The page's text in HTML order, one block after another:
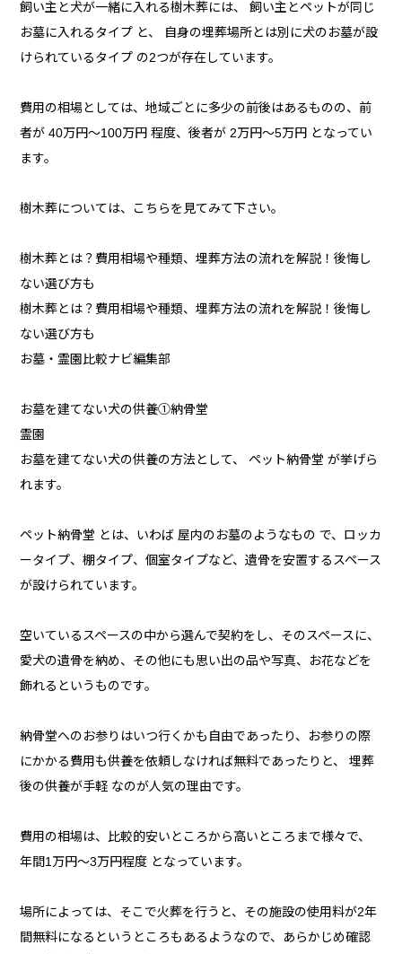
飼い主と犬が一緒に入れる樹木葬には、 飼い主とペットが同じ
お墓に入れるタイプ と、 自身の埋葬場所とは別に犬のお墓が設
けられているタイプ の2つが存在しています。
費用の相場としては、地域ごとに多少の前後はあるものの、前
者が 40万円〜100万円 程度、後者が 2万円〜5万円 となってい
ます。
樹木葬については、こちらを見てみて下さい。
樹木葬とは？費用相場や種類、埋葬方法の流れを解説！後悔し
ない選び方も
樹木葬とは？費用相場や種類、埋葬方法の流れを解説！後悔し
ない選び方も
お墓・霊園比較ナビ編集部
お墓を建てない犬の供養①納骨堂
霊園
お墓を建てない犬の供養の方法として、 ペット納骨堂 が挙げら
れます。
ペット納骨堂 とは、いわば 屋内のお墓のようなもの で、ロッカ
ータイプ、棚タイプ、個室タイプなど、遺骨を安置するスペース
が設けられています。
空いているスペースの中から選んで契約をし、そのスペースに、
愛犬の遺骨を納め、その他にも思い出の品や写真、お花などを
飾れるというものです。
納骨堂へのお参りはいつ行くかも自由であったり、お参りの際
にかかる費用も供養を依頼しなければ無料であったりと、 埋葬
後の供養が手軽 なのが人気の理由です。
費用の相場は、比較的安いところから高いところまで様々で、
年間1万円〜3万円程度 となっています。
場所によっては、そこで火葬を行うと、その施設の使用料が2年
間無料になるというところもあるようなので、あらかじめ確認